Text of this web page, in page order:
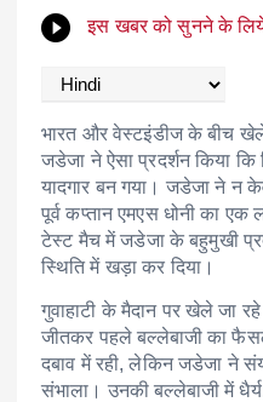
इस खबर को सुनने के लिये
भारत और वेस्टइंडीज के बीच
जडेजा ने ऐसा प्रदर्शन किया
यादगार बन गया। जडेजा ने न
पूर्व कप्तान एमएस धोनी का एक
टेस्ट मैच में जडेजा के बहुमुखी
स्थिति में खड़ा कर दिया।
गुवाहाटी के मैदान पर खेले जा
जीतकर पहले बल्लेबाजी का
दबाव में रही, लेकिन जडेजा ने
संभाला। उनकी बल्लेबाजी में